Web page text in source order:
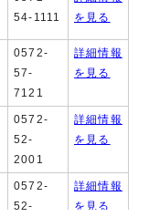
54-1111
を見る
0572-
57-
7121
詳細情報
を見る
0572-
52-
2001
詳細情報
を見る
0572-
52-
詳細情報
を見る